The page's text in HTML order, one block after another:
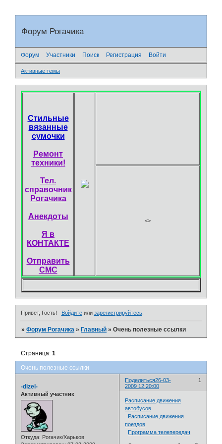
Форум Рогачика
Форум Участники Поиск Регистрация Войти
Активные темы
Стильные
вязанные
сумочки
Ремонт
техники!
Тел.
справочник
Рогачика
Анекдоты
Я в
КОНТАКТЕ
Отправить
СМС
<>
Привет, Гость! Войдитеили зарегистрируйтесь.
»Форум Рогачика »Главный »Очень полезные ссылки
Очень полезные ссылки
Страница:1
Поделиться 1
26-03-
2009 12:20:00
-dizel-
Активный участник
Откуда: Рогачик/Харьков
Расписание движения
автобусов
Расписание движения
поездов
Программа телепередач